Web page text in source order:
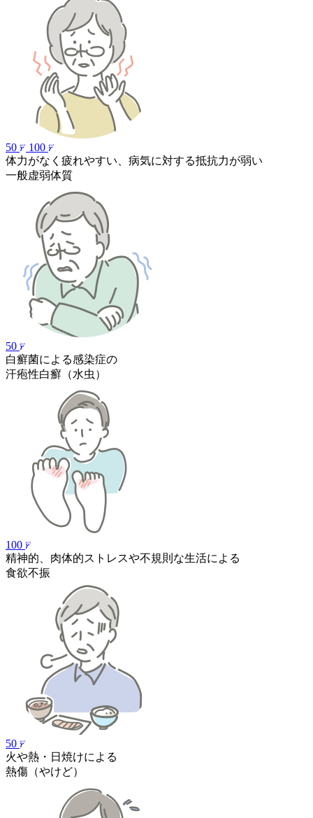
50
100
体力がなく疲れやすい、病気に対する抵抗力が弱い
一般虚弱体質
50
白癬菌による感染症の
汗疱性白癬 （水虫）
100
精神的、肉体的ストレスや不規則な生活による
食欲不振
50
火や熱・日焼けによる
熱傷 （やけど）